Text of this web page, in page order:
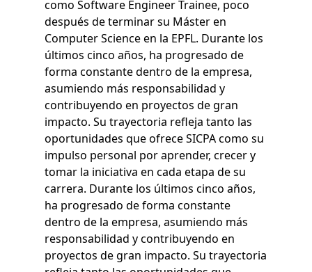
como Software Engineer Trainee, poco
después de terminar su Máster en
Computer Science en la EPFL. Durante los
últimos cinco años, ha progresado de
forma constante dentro de la empresa,
asumiendo más responsabilidad y
contribuyendo en proyectos de gran
impacto. Su trayectoria refleja tanto las
oportunidades que ofrece SICPA como su
impulso personal por aprender, crecer y
tomar la iniciativa en cada etapa de su
carrera. Durante los últimos cinco años,
ha progresado de forma constante
dentro de la empresa, asumiendo más
responsabilidad y contribuyendo en
proyectos de gran impacto. Su trayectoria